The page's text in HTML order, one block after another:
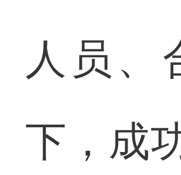
人员、
下，成